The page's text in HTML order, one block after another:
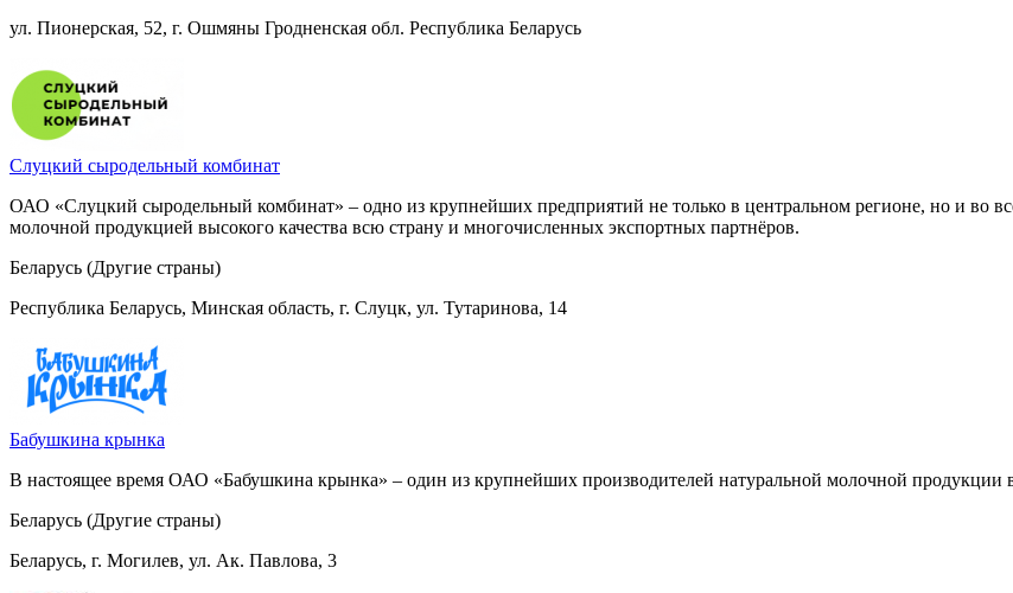
ул. Пионерская, 52, г. Ошмяны Гродненская обл. Республика Беларусь
Слуцкий сыродельный комбинат
ОАО «Слуцкий сыродельный комбинат» – одно из крупнейших предприятий не только в центральном регионе, но и во
молочной продукцией высокого качества всю страну и многочисленных экспортных партнёров.
Беларусь (Другие страны)
Республика Беларусь, Минская область, г. Слуцк, ул. Тутаринова, 14
Бабушкина крынка
В настоящее время ОАО «Бабушкина крынка» – один из крупнейших производителей натуральной молочной продукции
Беларусь (Другие страны)
Беларусь, г. Могилев, ул. Ак. Павлова, 3